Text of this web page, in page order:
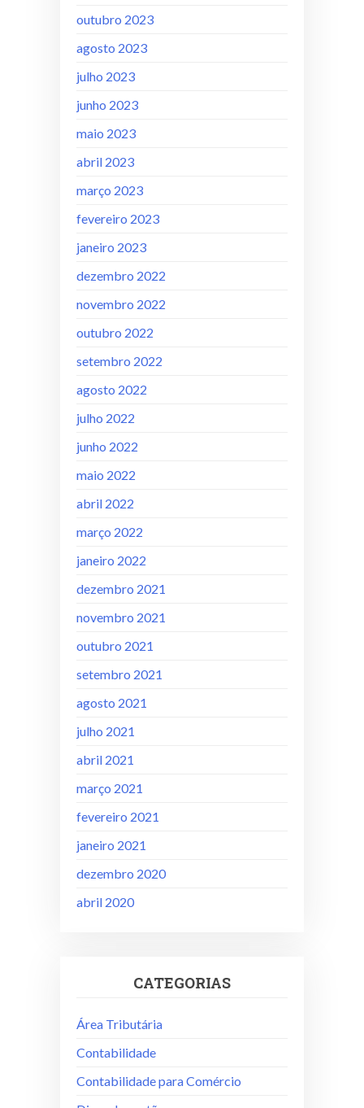
outubro 2023
agosto 2023
julho 2023
junho 2023
maio 2023
abril 2023
março 2023
fevereiro 2023
janeiro 2023
dezembro 2022
novembro 2022
outubro 2022
setembro 2022
agosto 2022
julho 2022
junho 2022
maio 2022
abril 2022
março 2022
janeiro 2022
dezembro 2021
novembro 2021
outubro 2021
setembro 2021
agosto 2021
julho 2021
abril 2021
março 2021
fevereiro 2021
janeiro 2021
dezembro 2020
abril 2020
CATEGORIAS
Área Tributária
Contabilidade
Contabilidade para Comércio